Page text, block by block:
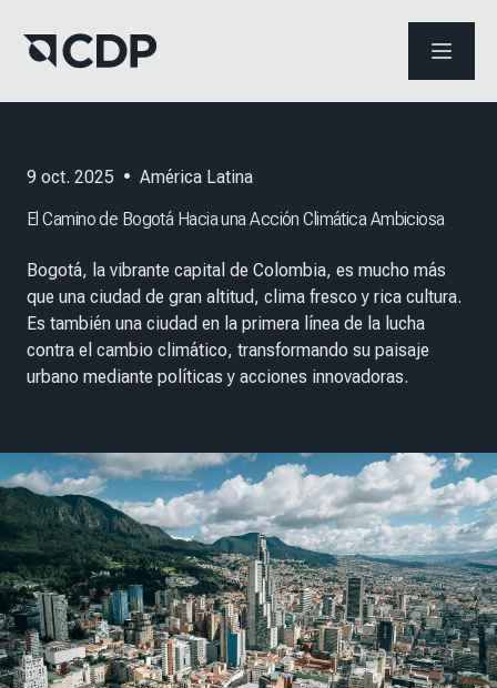
ABRIR
9 oct. 2025 • América Latina
El Camino de Bogotá Hacia una Acción Climática Ambiciosa
Bogotá, la vibrante capital de Colombia, es mucho más
que una ciudad de gran altitud, clima fresco y rica cultura.
Es también una ciudad en la primera línea de la lucha
contra el cambio climático, transformando su paisaje
urbano mediante políticas y acciones innovadoras.